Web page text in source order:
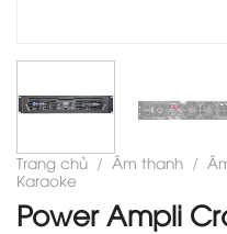
Trang chủ / Âm thanh /
Karaoke
Power Ampli